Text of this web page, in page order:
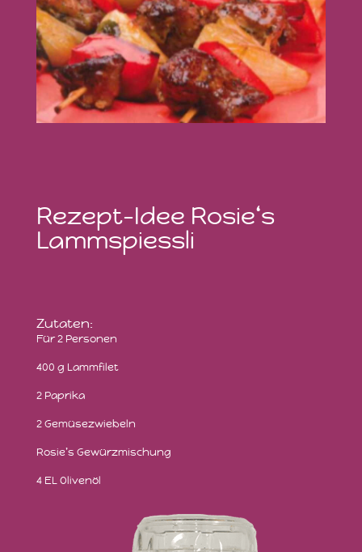
Rezept–Idee Rosie‘s
Lammspiessli
Zutaten:
Für 2 Personen
400 g Lammfilet
2 Paprika
2 Gemüsezwiebeln
Rosie’s Gewürzmischung
4 EL Olivenöl